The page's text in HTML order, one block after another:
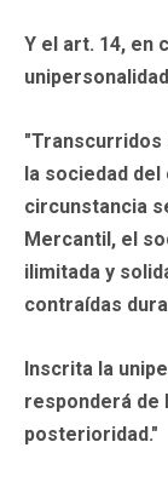
Y el art. 14, en
"Transcurridos
la sociedad
circunstancia
Mercantil, el
ilimitada y
contraídas
Inscrita la
responderá de
posterioridad."